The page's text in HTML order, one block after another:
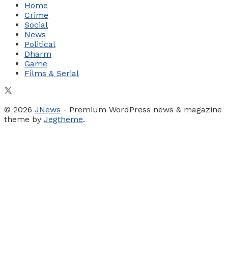
Home
Crime
Social
News
Political
Dharm
Game
Films & Serial
© 2026 JNews - Premium WordPress news & magazine
theme by Jegtheme.